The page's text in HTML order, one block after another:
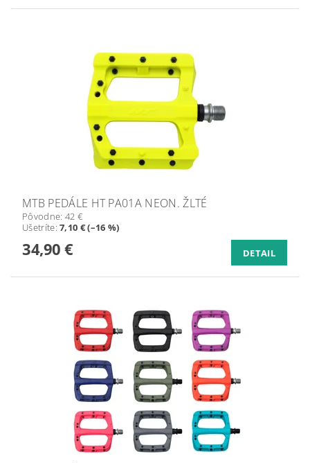
MTB PEDÁLE HT PA01A NEON. ŽLTÉ
Pôvodne: 42 €
Ušetríte:7,10 € (–16 %)
34,90 € DETAIL